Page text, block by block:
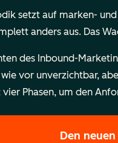
setzt auf marken-
anders aus. Das
des Inbound-
vor unverzichtbar,
Phasen, um den
Den